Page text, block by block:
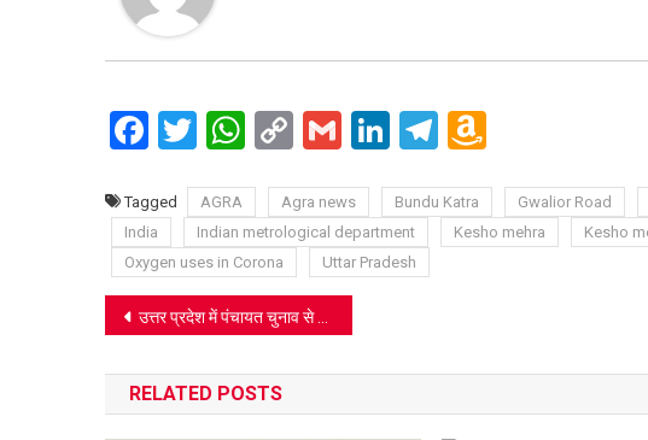
Facebook
Twitter
WhatsApp
CopyGmailLinkedIn
Telegram
List
Tagged AGRA Agra news Bundu Katra Gwalior Road
India
Indian metrological department Kesho mehra Kesho
Oxygen uses in Corona
Uttar Pradesh
Post
navigation
उत्तर प्रदेश में पंचायत चुनाव से सबक और तीन बदलाव आवश्यक
RELATED POSTS